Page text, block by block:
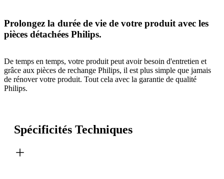
Prolongez la durée de vie de votre produit avec les
pièces détachées Philips.
De temps en temps, votre produit peut avoir besoin d'entretien et
grâce aux pièces de rechange Philips, il est plus simple que jamais
de rénover votre produit. Tout cela avec la garantie de qualité
Philips.
Spécificités Techniques